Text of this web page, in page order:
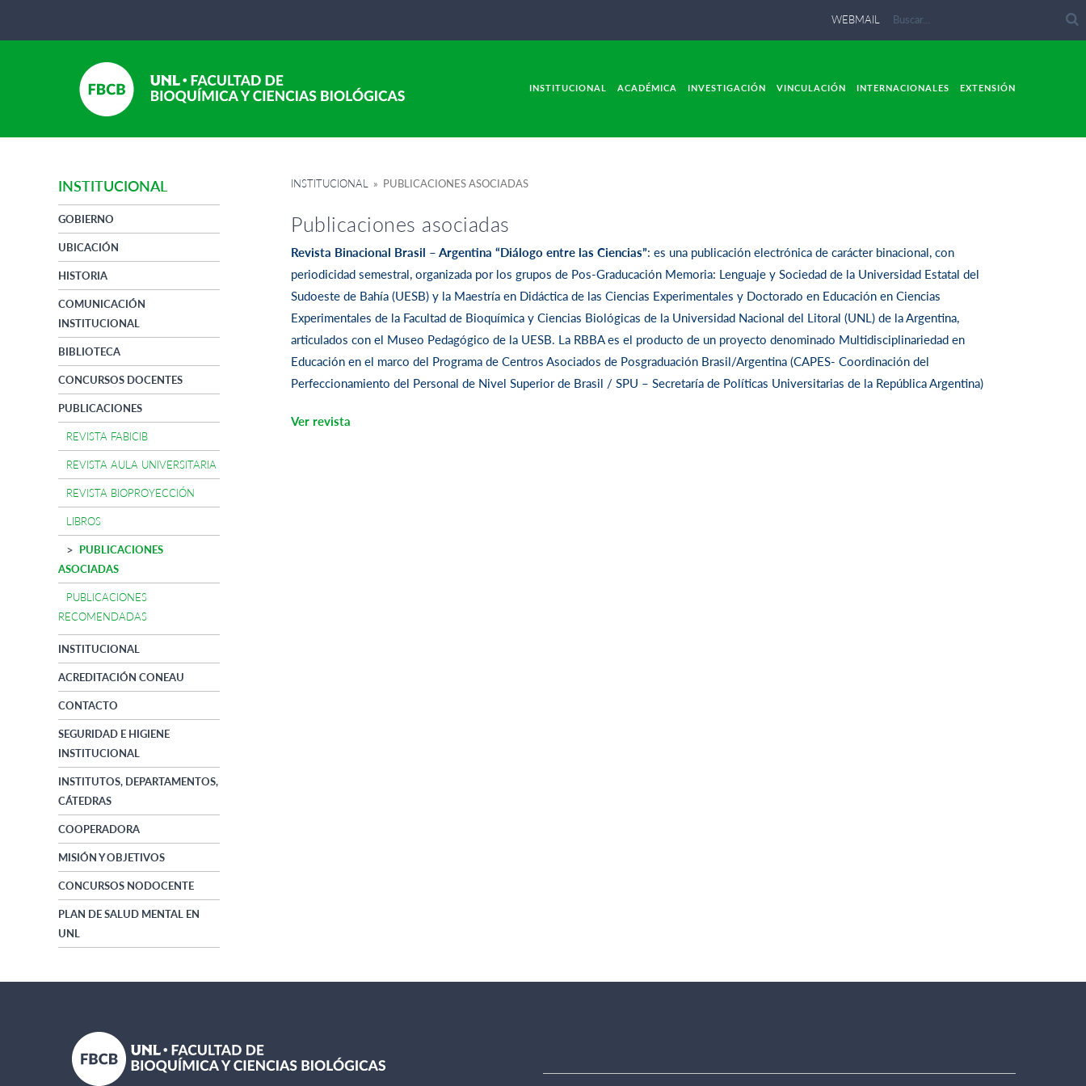
WEBMAIL
INSTITUCIONAL ACADÉMICA INVESTIGACIÓN VINCULACIÓN INTERNACIONALES EXTENSIÓN
INSTITUCIONAL
GOBIERNO
UBICACIÓN
HISTORIA
COMUNICACIÓN
INSTITUCIONAL
BIBLIOTECA
CONCURSOS DOCENTES
PUBLICACIONES
REVISTA FABICIB
REVISTA AULA UNIVERSITARIA
REVISTA BIOPROYECCIÓN
LIBROS
PUBLICACIONES
ASOCIADAS
PUBLICACIONES
RECOMENDADAS
INSTITUCIONAL
ACREDITACIÓN CONEAU
CONTACTO
SEGURIDAD E HIGIENE
INSTITUCIONAL
INSTITUTOS, DEPARTAMENTOS,
CÁTEDRAS
COOPERADORA
MISIÓN Y OBJETIVOS
CONCURSOS NODOCENTE
PLAN DE SALUD MENTAL EN
UNL
INSTITUCIONAL » PUBLICACIONES ASOCIADAS
Publicaciones asociadas
Revista Binacional Brasil – Argentina “Diálogo entre las Ciencias”: es una publicación electrónica de carácter binacional, con
periodicidad semestral, organizada por los grupos de Pos-Graducación Memoria: Lenguaje y Sociedad de la Universidad Estatal del
Sudoeste de Bahía (UESB) y la Maestría en Didáctica de las Ciencias Experimentales y Doctorado en Educación en Ciencias
Experimentales de la Facultad de Bioquímica y Ciencias Biológicas de la Universidad Nacional del Litoral (UNL) de la Argentina,
articulados con el Museo Pedagógico de la UESB. La RBBA es el producto de un proyecto denominado Multidisciplinariedad en
Educación en el marco del Programa de Centros Asociados de Posgraduación Brasil/Argentina (CAPES- Coordinación del
Perfeccionamiento del Personal de Nivel Superior de Brasil / SPU – Secretaría de Políticas Universitarias de la República Argentina)
Ver revista